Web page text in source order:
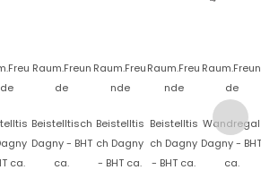
ca.
Raum.Freun
de
Beistelltisch
Dagny - BHT
ca.
Raum.Freu
nde
Beistelltis
ch Dagny
- BHT ca.
Raum.Freu
nde
Beistelltis
ch Dagny
- BHT ca.
Raum.Freun
de
Wandregal
Dagny - BHT
ca.